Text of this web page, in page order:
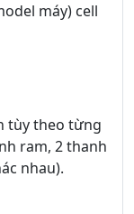
máy) cell
tùy theo từng
ram, 2 thanh
nhau).